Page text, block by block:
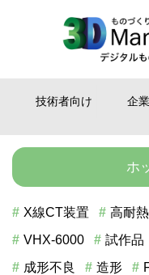
技術者向け 企
ホ
X線CT装置 高耐
VHX-6000
試作品
成形不良
造形